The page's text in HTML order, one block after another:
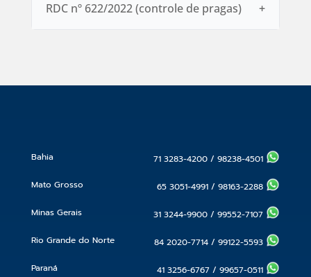
RDC nº 622/2022 (controle de pragas)
Bahia 71 3283-4200 /98238-4501
Mato Grosso 65 3051-4991 /98163-2288
Minas Gerais 31 3244-9900 /99552-7107
Rio Grande do Norte 84 2020-7714 /99122-5593
Paraná 41 3256-6767 /99657-0511